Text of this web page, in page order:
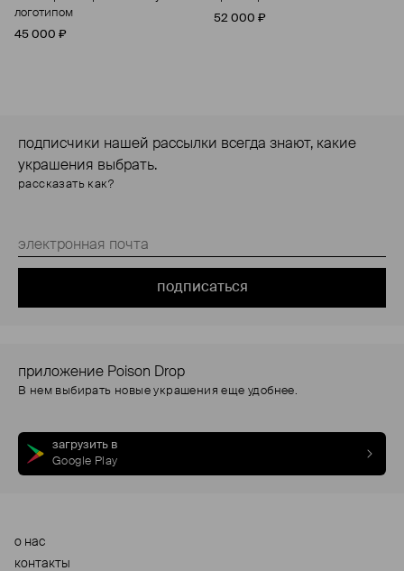
логотипом
45 000 ₽
52 000 ₽
подписчики нашей рассылки всегда знают, какие
украшения выбрать.
рассказать как?
подписаться
приложение Poison Drop
В нем выбирать новые украшения еще удобнее.
загрузить в
Google Play
о нас
контакты